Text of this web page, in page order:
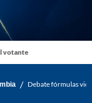
votante
/ Debate fórmulas